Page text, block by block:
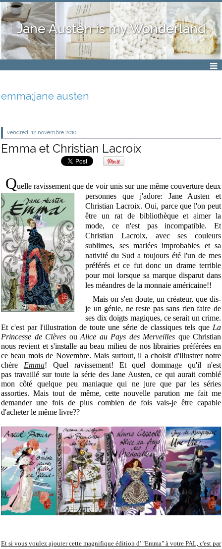
Jane Austen is my Wonderland
emma;jane austen
vendredi 12 novembre 2010
Emma et Christian Lacroix
Quelle ravissement que de voir unis sur une même couverturedeux
personnes que j'adore: Jane Austen et
Christian Lacroix. Oui, parce que l'on peut
être un rat de bibliothèque et aimer la
mode, ce n'est pas incompatible. Et
Christian Lacroix, avec ses couleurs
sublimes, ses mariées improbables et sa
nativité du Sud a toujours été l'un de mes
préférés et ce fut donc un drame terrible
pour moi lorsque sa marque disparut dans
les méandres de la monnaie américaine!!
Mais on s'en doute, un créateur, que dis-
je un génie, ne reste pas sans rien faire de
ses dix doigts magiques, ce serait un crime.
Et c'est par l'illustration de toute une série de classiques tels que La
Princesse de Clèves ou Alice au Pays des Merveilles que Christian
nous revient et s'installe au beau milieu de nos librairies préférées en
ce beau mois de Novembre. Mais surtout, il a choisit d'illustrer notre
chère Emma! Quel ravissement! Et quel dommage qu'il n'est
pas travaillé sur toute la série des Jane Austen, ce qui aurait comblé
mon côté quelque peu maniaque qui ne jure que par les séries
assorties. Mais tout de même, cette nouvelle parution me fait me
demander une fois de plus combien de fois vais-je être capable
d'acheter le même livre??
Et si vous voulez ajouter cette magnifique édition d' "Emma" à votre PAL, c'est par